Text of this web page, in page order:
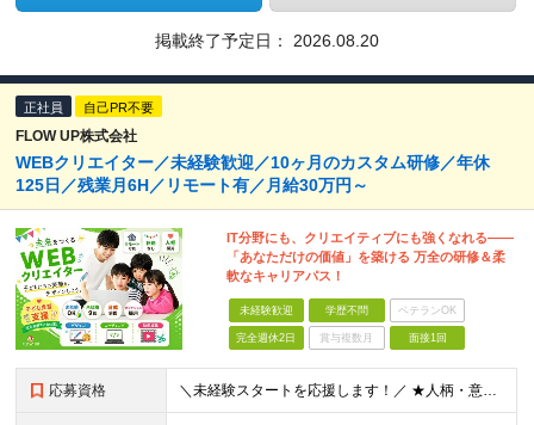
掲載終了予定日： 2026.08.20
正社員 自己PR不要
FLOW UP株式会社
WEBクリエイター／未経験歓迎／10ヶ月のカスタム研修／年休
125日／残業月6H／リモート有／月給30万円～
IT分野にも、クリエイティブにも強くなれる――
「あなただけの価値」を築ける 万全の研修＆柔
軟なキャリアパス！
未経験歓迎 学歴不問 ベテランOK
完全週休2日 賞与複数月 面接1回
応募資格 ＼未経験スタートを応援します！／ ★人柄・意欲を重視した採用★ 育成を前提とした採用のため、 「PCに触ったことがほとんどない…」という方の挑戦も歓迎！ ＜例えば…＞ ●やりたいことはあるけど、ス